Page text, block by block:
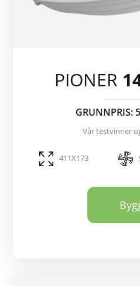
PIONER
GRUNNPRIS:
Vår testvinner
411X173